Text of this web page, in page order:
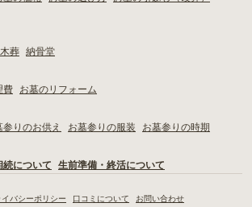
葬 納骨堂
費
お墓のリフォーム
参りのお供え お墓参りの服装
お墓参りの時期
続について 生前準備・終活について
イバシーポリシー 口コミについて お問い合わせ